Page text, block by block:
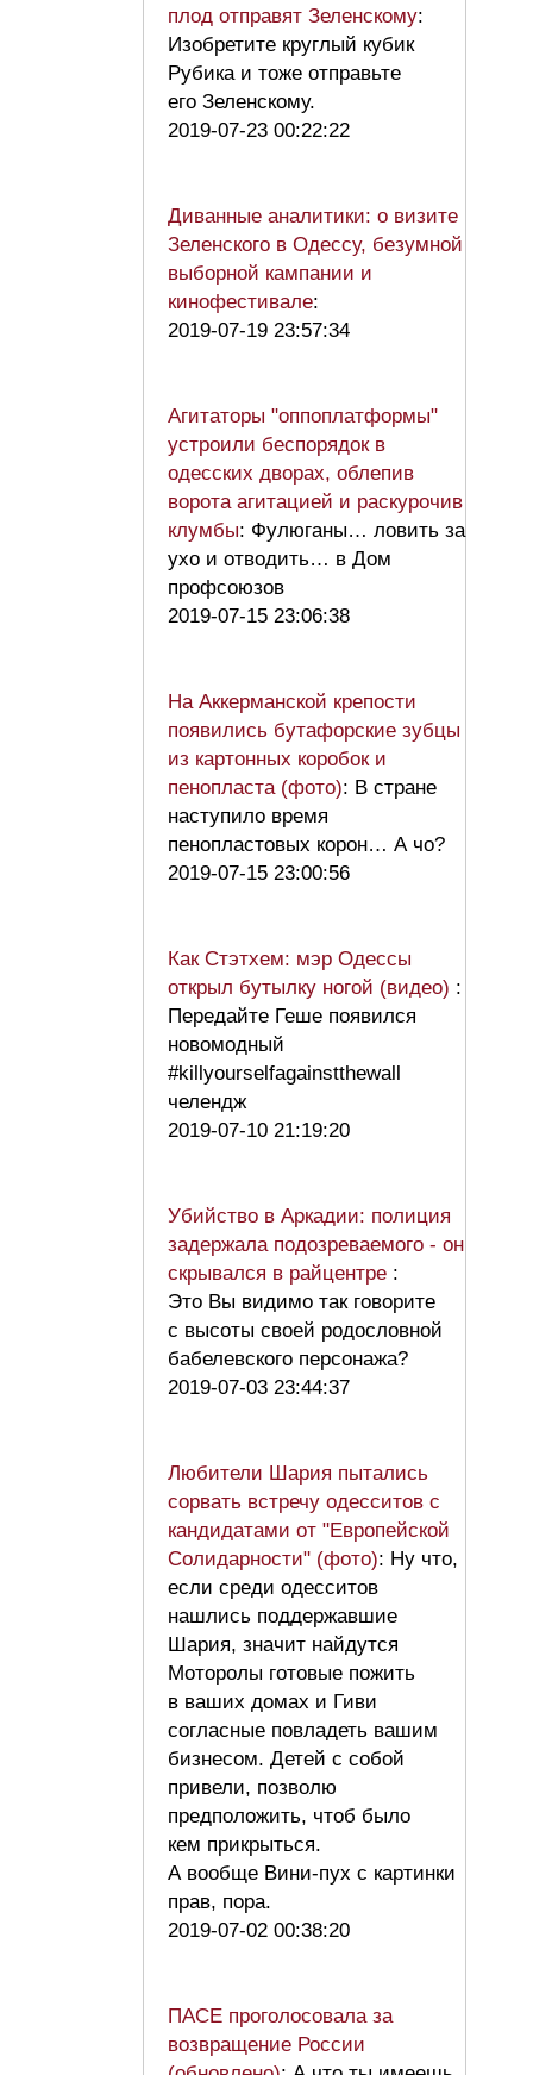
плод отправят Зеленскому:
Изобретите круглый кубик
Рубика и тоже отправьте
его Зеленскому.
2019-07-23 00:22:22
Диванные аналитики: о визите
Зеленского в Одессу, безумной
выборной кампании и
кинофестивале:
2019-07-19 23:57:34
Агитаторы "оппоплатформы"
устроили беспорядок в
одесских дворах, облепив
ворота агитацией и раскурочив
клумбы: Фулюганы… ловить за
ухо и отводить… в Дом
профсоюзов
2019-07-15 23:06:38
На Аккерманской крепости
появились бутафорские зубцы
из картонных коробок и
пенопласта (фото): В стране
наступило время
пенопластовых корон… А чо?
2019-07-15 23:00:56
Как Стэтхем: мэр Одессы
открыл бутылку ногой (видео) :
Передайте Геше появился
новомодный
#killyourselfagainstthewall
челендж
2019-07-10 21:19:20
Убийство в Аркадии: полиция
задержала подозреваемого - он
скрывался в райцентре :
Это Вы видимо так говорите
с высоты своей родословной
бабелевского персонажа?
2019-07-03 23:44:37
Любители Шария пытались
сорвать встречу одесситов с
кандидатами от "Европейской
Солидарности" (фото): Ну что,
если среди одесситов
нашлись поддержавшие
Шария, значит найдутся
Моторолы готовые пожить
в ваших домах и Гиви
согласные повладеть вашим
бизнесом. Детей с собой
привели, позволю
предположить, чтоб было
кем прикрыться.
А вообще Вини-пух с картинки
прав, пора.
2019-07-02 00:38:20
ПАСЕ проголосовала за
возвращение России